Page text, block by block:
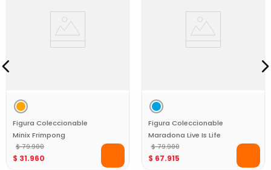
Figura Coleccionable
Minix Frimpong
Netherlands 12Cm World
Cup
$ 79.900
$ 31.960
Figura Coleccionable
Maradona Live Is Life
Warm Up With
Shoelaces Minix 12 cm
$ 79.900
$ 67.915